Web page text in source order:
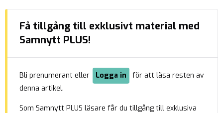
visselblåsare och högt uppsatta
regeringstjänstemän att göra en gemensam
vädjan till presidenten. Inför valet lovade Donald
Trump att granska […]
Få tillgång till exklusivt material med
Samnytt PLUS!
Bli prenumerant eller Logga in
för att läsa resten av
denna artikel.
Som Samnytt PLUS läsare får du tillgång till exklusiva